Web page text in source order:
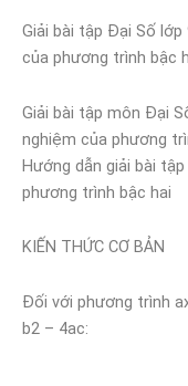
Giải bài tập Đại Số lớp
của phương trình bậc
Giải bài tập môn Đại
nghiệm của phương
Hướng dẫn giải bài
phương trình bậc hai
KIẾN THỨC CƠ BẢN
Đối với phương trình
b2 – 4ac: